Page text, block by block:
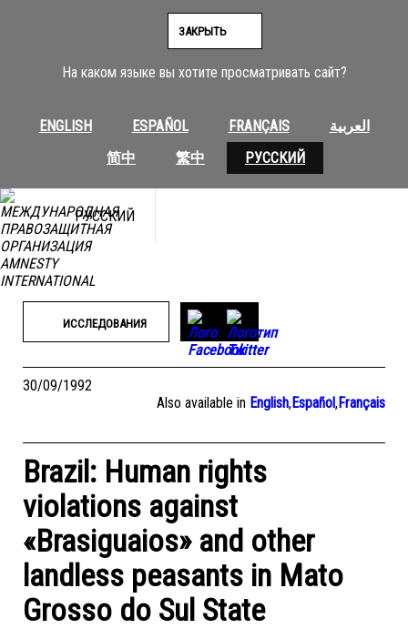
На каком языке вы хотите просматривать сайт?
ENGLISH ESPAÑOL FRANÇAIS
العربية
简中
繁中 РУССКИЙ
ЗАКРЫТЬ
РУССКИЙ
ИССЛЕДОВАНИЯ
30/09/1992
Also available in English,Español,Français
Brazil: Human rights
violations against
«Brasiguaios» and other
landless peasants in Mato
Grosso do Sul State